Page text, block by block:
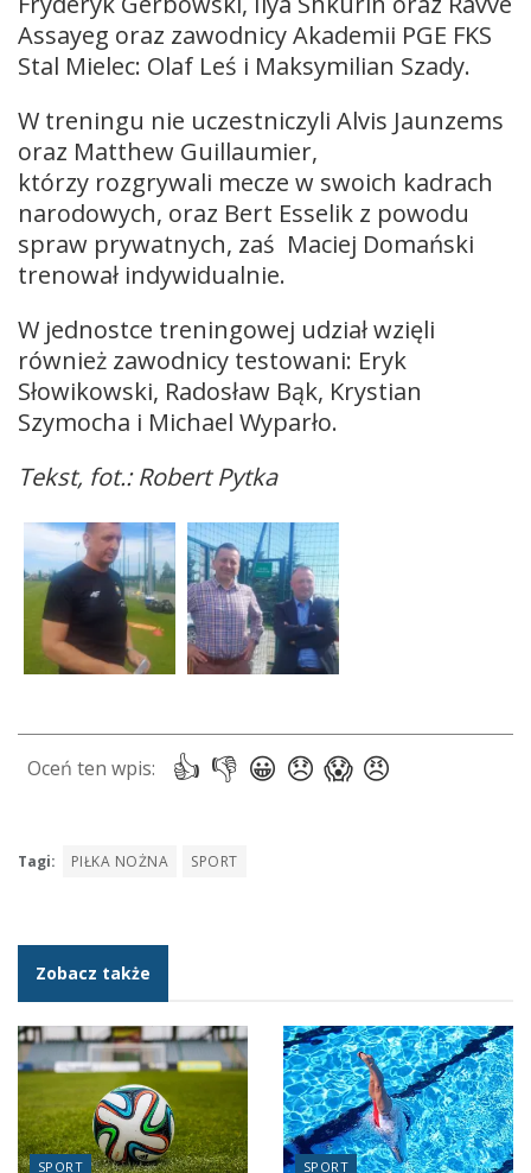
Assayeg oraz zawodnicy Akademii PGE FKS
Stal Mielec: Olaf Leś i Maksymilian Szady.
W treningu nie uczestniczyli Alvis Jaunzems
oraz Matthew Guillaumier,
którzy rozgrywali mecze w swoich kadrach
narodowych, oraz Bert Esselik z powodu
spraw prywatnych, zaś Maciej Domański
trenował indywidualnie.
W jednostce treningowej udział wzięli
również zawodnicy testowani: Eryk
Słowikowski, Radosław Bąk, Krystian
Szymocha i Michael Wyparło.
Tekst, fot.: Robert Pytka
Tagi: PIŁKA NOŻNA SPORT
Zobacz także
SPORT SPORT